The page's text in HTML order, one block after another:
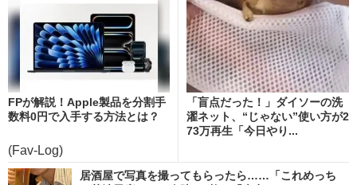
FPが解説！Apple製品を分割手
数料0円で入手する方法とは？
(Fav-Log)
「盲点だった！」ダイソーの洗
濯ネット、“じゃない”使い方が2
73万再生「今日やり...
居酒屋で写真を撮ってもらったら……「これめっち